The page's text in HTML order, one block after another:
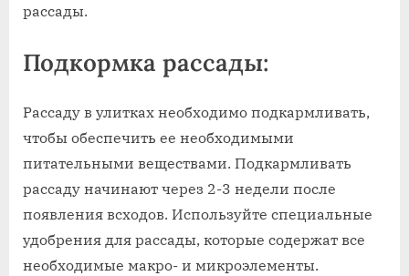
рассады.
Подкормка рассады:
Рассаду в улитках необходимо подкармливать,
чтобы обеспечить ее необходимыми
питательными веществами. Подкармливать
рассаду начинают через 2-3 недели после
появления всходов. Используйте специальные
удобрения для рассады, которые содержат все
необходимые макро- и микроэлементы.